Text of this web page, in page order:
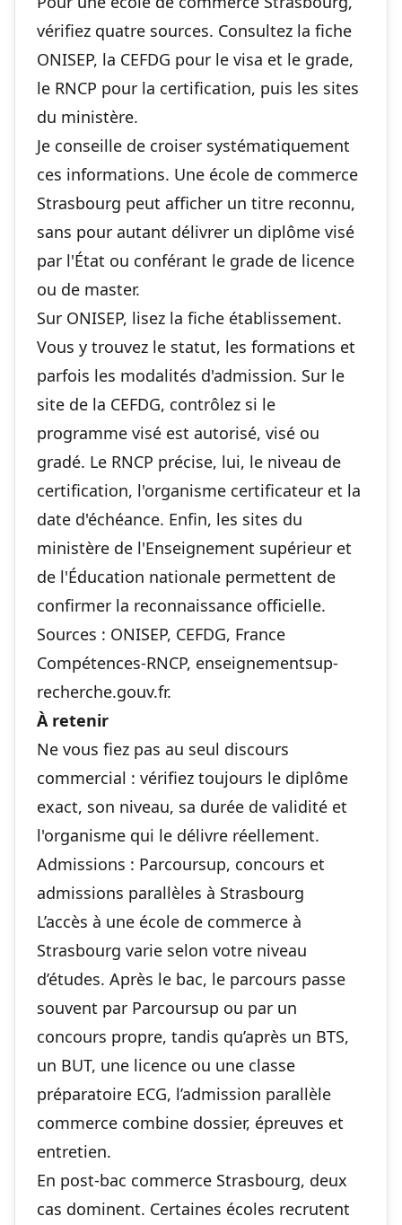
vérifiez quatre sources. Consultez la fiche
ONISEP, la CEFDG pour le visa et le grade,
le RNCP pour la certification, puis les sites
du ministère.
Je conseille de croiser systématiquement
ces informations. Une école de commerce
Strasbourg peut afficher un titre reconnu,
sans pour autant délivrer un diplôme visé
par l'État ou conférant le grade de licence
ou de master.
Sur ONISEP, lisez la fiche établissement.
Vous y trouvez le statut, les formations et
parfois les modalités d'admission. Sur le
site de la CEFDG, contrôlez si le
programme visé est autorisé, visé ou
gradé. Le RNCP précise, lui, le niveau de
certification, l'organisme certificateur et la
date d'échéance. Enfin, les sites du
ministère de l'Enseignement supérieur et
de l'Éducation nationale permettent de
confirmer la reconnaissance officielle.
Sources : ONISEP, CEFDG, France
Compétences-RNCP, enseignementsup-
recherche.gouv.fr.
À retenir
Ne vous fiez pas au seul discours
commercial : vérifiez toujours le diplôme
exact, son niveau, sa durée de validité et
l'organisme qui le délivre réellement.
Admissions : Parcoursup, concours et
admissions parallèles à Strasbourg
L’accès à une école de commerce à
Strasbourg varie selon votre niveau
d’études. Après le bac, le parcours passe
souvent par Parcoursup ou par un
concours propre, tandis qu’après un BTS,
un BUT, une licence ou une classe
préparatoire ECG, l’admission parallèle
commerce combine dossier, épreuves et
entretien.
En post-bac commerce Strasbourg, deux
cas dominent. Certaines écoles recrutent